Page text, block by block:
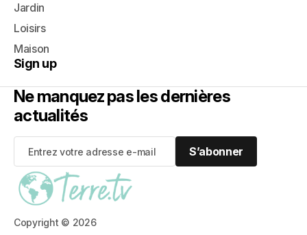
Copyright © 2026
Jardin
Loisirs
Maison
Sign up
Ne manquez pas les dernières
actualités
S’abonner
S’abonner